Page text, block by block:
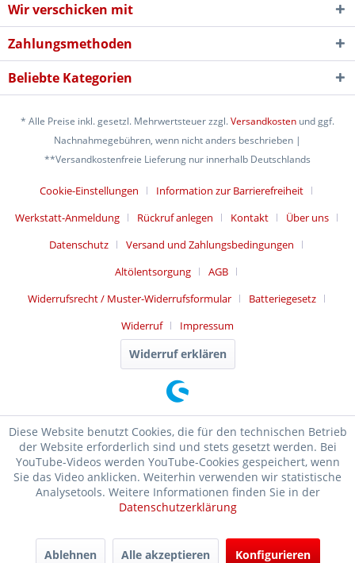
Wir verschicken mit
Zahlungsmethoden
Beliebte Kategorien
* Alle Preise inkl. gesetzl. Mehrwertsteuer zzgl.Versandkosten und ggf.
Nachnahmegebühren, wenn nicht anders beschrieben |
**Versandkostenfreie Lieferung nur innerhalb Deutschlands
Cookie-Einstellungen
Information zur Barrierefreiheit
Werkstatt-Anmeldung
Rückruf anlegen Kontakt
Über uns
Datenschutz
Versand und Zahlungsbedingungen
Altölentsorgung
AGB
Widerrufsrecht / Muster-Widerrufsformular
Batteriegesetz
Widerruf
Impressum
Widerruf erklären
Diese Website benutzt Cookies, die für den technischen Betrieb
der Website erforderlich sind und stets gesetzt werden. Bei
YouTube-Videos werden YouTube-Cookies gespeichert, wenn
Sie das Video anklicken. Weiterhin verwenden wir statistische
Analysetools. Weitere Informationen finden Sie in der
Datenschutzerklärung
Ablehnen Alle akzeptieren Konfigurieren
SEHR GUT (4.99 / 5)
aus17476
Bewertungen bei: ebay.de, shopvote.de ⓘ